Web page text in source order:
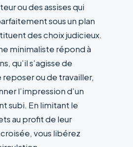
ou des assises qui
sous un plan
des choix judicieux.
minimaliste répond à
qu’il s’agisse de
reposer ou de travailler,
l’impression d’un
subi. En limitant le
au profit de leur
vous libérez